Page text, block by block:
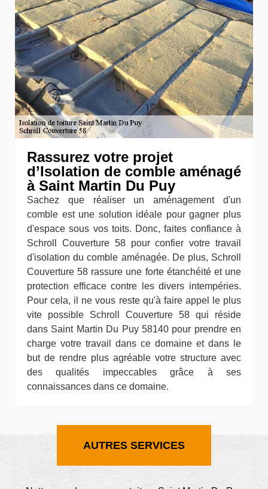
Rassurez votre projet
d’Isolation de comble aménagé
à Saint Martin Du Puy
Sachez que réaliser un aménagement d'un
comble est une solution idéale pour gagner plus
d'espace sous vos toits. Donc, faites confiance à
Schroll Couverture 58 pour confier votre travail
d'isolation du comble aménagée. De plus, Schroll
Couverture 58 rassure une forte étanchéité et une
protection efficace contre les divers intempéries.
Pour cela, il ne vous reste qu'à faire appel le plus
vite possible Schroll Couverture 58 qui réside
dans Saint Martin Du Puy 58140 pour prendre en
charge votre travail dans ce domaine et dans le
but de rendre plus agréable votre structure avec
des qualités impeccables grâce à ses
connaissances dans ce domaine.
AUTRES SERVICES